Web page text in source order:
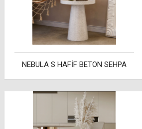
NEBULA S HAFİF BETON SEHPA